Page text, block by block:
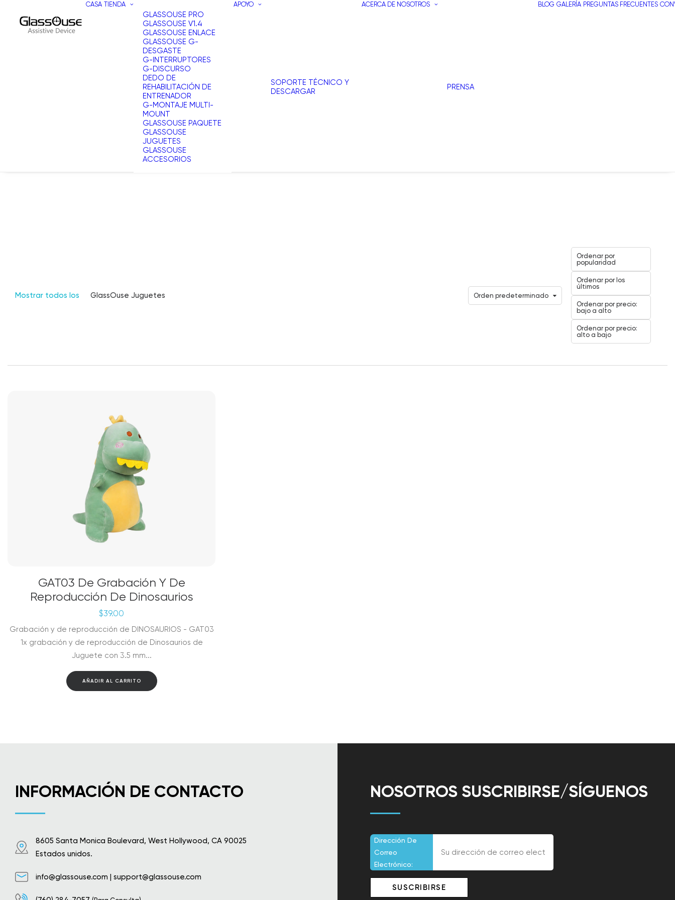
CASA TIENDA
GLASSOUSE PRO
GLASSOUSE V1.4
GLASSOUSE ENLACE
GLASSOUSE G-
DESGASTE
G-INTERRUPTORES
G-DISCURSO
DEDO DE
REHABILITACIÓN DE
ENTRENADOR
G-MONTAJE MULTI-
MOUNT
GLASSOUSE PAQUETE
GLASSOUSE
JUGUETES
GLASSOUSE
ACCESORIOS
APOYO
SOPORTE TÉCNICO Y
DESCARGAR
ACERCA DE NOSOTROS
PRENSA
BLOG GALERÍA PREGUNTAS FRECUENTES
Mostrar todos los GlassOuse Juguetes Orden predeterminado
Ordenar por
popularidad
Ordenar por los
últimos
Ordenar por precio:
bajo a alto
Ordenar por precio:
alto a bajo
GAT03 De Grabación Y De
Reproducción De Dinosaurios
$39.00
Grabación y de reproducción de DINOSAURIOS - GAT03
1x grabación y de reproducción de Dinosaurios de
Juguete con 3.5 mm...
AÑADIR AL CARRITO
INFORMACIÓN DE CONTACTO
8605 Santa Monica Boulevard, West Hollywood, CA 90025
Estados unidos.
info@glassouse.com | support@glassouse.com
NOSOTROS SUSCRIBIRSE/SÍGUENOS
Dirección De
Correo
Electrónico: